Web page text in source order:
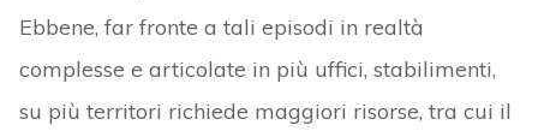
Ebbene, far fronte a tali episodi in realtà
complesse e articolate in più uffici, stabilimenti,
su più territori richiede maggiori risorse, tra cui il